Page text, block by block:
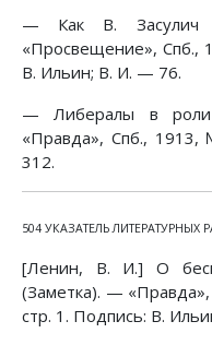
— Как В. Засулич
«Просвещение», Спб.,
В. Ильин; В. И. — 76.
— Либералы в
«Правда», Спб.,
312.
504 УКАЗАТЕЛЬ
[Ленин, В. И.] О
(Заметка). —
стр. 1. Подпись: В.